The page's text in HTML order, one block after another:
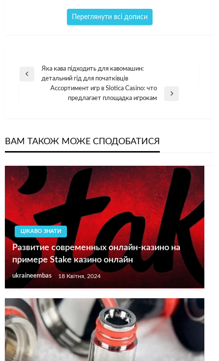
Переглянути всі дописи
Навігація
записів
Попередній
Яка кава підходить для кавомашин:
детальний гід для початківців
Ассортимент игр в Slotica Casino: что
предлагает площадка игрокам
ВАМ ТАКОЖ МОЖЕ СПОДОБАТИСЯ
ЦІКАВО ЗНАТИ
Развитие современных онлайн-казино на
примере Stake казино онлайн
ukraineembas 18 Квітня, 2024